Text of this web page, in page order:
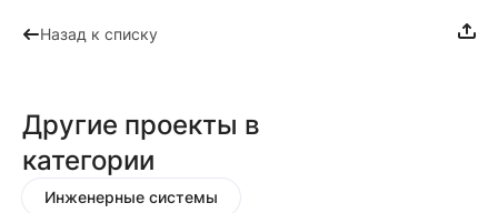
Назад к списку
Другие проекты в
категории
Инженерные системы